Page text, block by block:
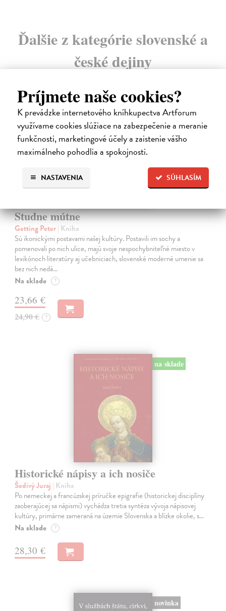
Príjmete naše cookies?
K prevádzke internetového kníhkupectva Artforum
využívame cookies slúžiace na zabezpečenie a meranie
funkčnosti, marketingové účely a zaistenie vášho
maximálneho pohodlia a spokojnosti.
SÚHLASÍM
NASTAVENIA
Ďalšie z kategórie slovenské a
české dejiny
na sklade
Studne mútne
Getting Peter| Kniha
Sú ikonickými postavami našej kultúry. Postavili im sochy a
pomenovali po nich ulice, majú svoje nespochybniteľné miesto v
lexikónoch literatúry aj učebniciach, slovenské moderné umenie sa
bez nich nedá…
Na sklade ?
23,66 €
24,90 € ?
na sklade
Historické nápisy a ich nosiče
Šedivý Juraj | Kniha
Po nemeckej a francúzskej príručke epigrafie (historickej disciplíny
zaoberajúcej sa nápismi) vychádza tretia syntéza vývoja nápisovej
kultúry, primárne zameraná na územie Slovenska a blízke okolie, s…
Na sklade ?
28,30 €
novinka